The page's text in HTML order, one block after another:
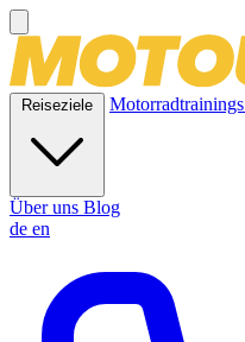
Reiseziele Motorradtrainings
Über uns Blog
de en